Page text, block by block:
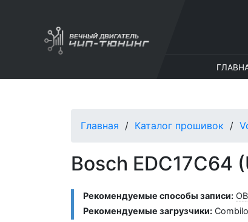
Главная Каталог прошивок
Bosch EDC17C64
Рекомендуемые способы записи:
Рекомендуемые загрузчики: